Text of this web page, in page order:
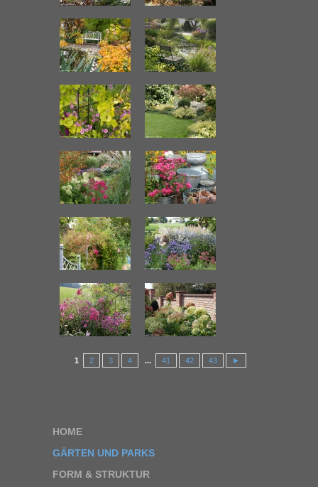
1 2 3 4 ... 41 42 43 ►
HOME
GÄRTEN UND PARKS
FORM & STRUKTUR